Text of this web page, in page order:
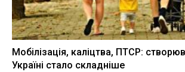
Мобілізація, каліцтва, ПТСР:
Україні стало складніше